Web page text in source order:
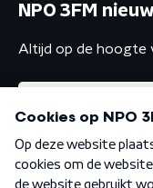
NPO 3FM
Altijd op de hoogte